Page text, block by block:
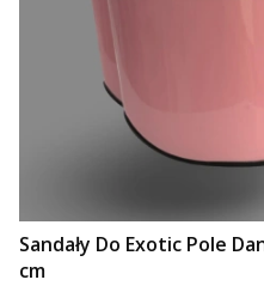
Sandały Do Exotic Pole
cm